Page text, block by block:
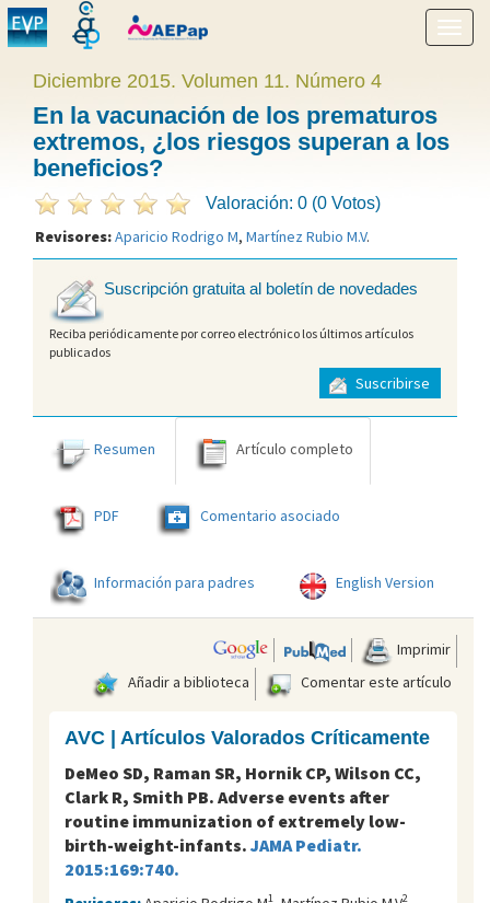
menú
Diciembre 2015. Volumen 11. Número 4
En la vacunación de los prematuros
extremos, ¿los riesgos superan a los
beneficios?
Valoración: 0 (0 Votos)
Revisores:Aparicio Rodrigo M, Martínez Rubio M.V.
Suscripción gratuita al boletín de novedades
Reciba periódicamente por correo electrónico los últimos artículos
publicados
Suscribirse
Resumen Artículo completo
PDF Comentario asociado
Información para padres English Version
Imprimir
Añadir a biblioteca
Comentar este artículo
AVC | Artículos Valorados Críticamente
DeMeo SD, Raman SR, Hornik CP, Wilson CC,
Clark R, Smith PB. Adverse events after
routine immunization of extremely low-
birth-weight-infants. JAMA Pediatr.
2015:169:740.
1 2